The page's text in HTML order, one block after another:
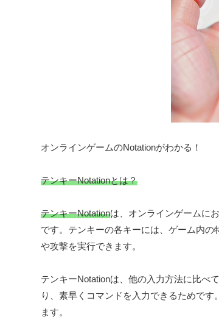
オンラインゲームのNotationがわかる！
テンキーNotationとは？
テンキーNotationは、オンラインゲームに
です。テンキーの各キーには、ゲーム内
や攻撃を実行できます。
テンキーNotationは、他の入力方法に比べ
り、素早くコマンドを入力できるためで
ます。